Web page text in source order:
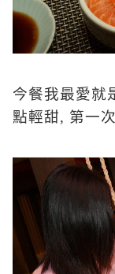
今餐我最愛就
點輕甜, 第一